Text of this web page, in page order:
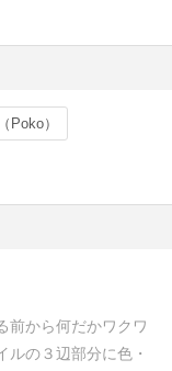
Poko）
前から何だかワクワ
ルの３辺部分に色・